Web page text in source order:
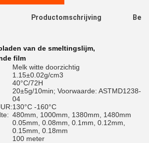
Productomschrijving
van de smeltingslijm,
film
Melk witte doorzichtig
1.15±0.02g/cm3
40°C/72H
20±5g/10min; Voorwaarde: ASTMD1238-
04
130°C -160°C
480mm, 1000mm, 1380mm, 1480mm
0.05mm, 0.08mm, 0.1mm, 0.12mm,
0.15mm, 0.18mm
100 meter